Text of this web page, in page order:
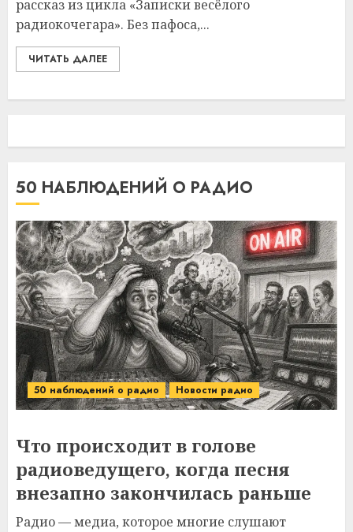
рассказ из цикла «Записки весёлого
радиокочегара». Без пафоса,...
ЧИТАТЬ ДАЛЕЕ
50 НАБЛЮДЕНИЙ О РАДИО
50 наблюдений о радио Новости радио
Что происходит в голове
радиоведущего, когда песня
внезапно закончилась раньше
Радио — медиа, которое многие слушают